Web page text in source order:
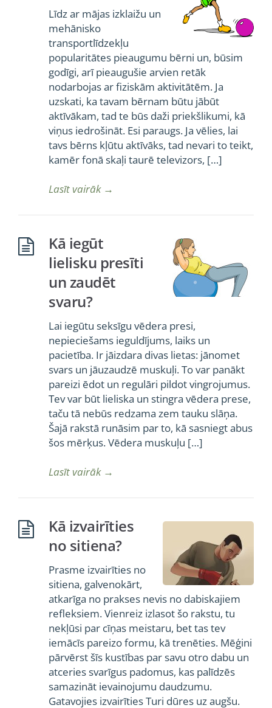
Līdz ar mājas izklaižu un
mehānisko
transportlīdzekļu
popularitātes pieaugumu bērni un, būsim
godīgi, arī pieaugušie arvien retāk
nodarbojas ar fiziskām aktivitātēm. Ja
uzskati, ka tavam bērnam būtu jābūt
aktīvākam, tad te būs daži priekšlikumi, kā
viņus iedrošināt. Esi paraugs. Ja vēlies, lai
tavs bērns kļūtu aktīvāks, tad nevari to teikt,
kamēr fonā skaļi taurē televizors, […]
Lasīt vairāk→
Kā iegūt
lielisku presīti
un zaudēt
svaru?
Lai iegūtu seksīgu vēdera presi,
nepieciešams ieguldījums, laiks un
pacietība. Ir jāizdara divas lietas: jānomet
svars un jāuzaudzē muskuļi. To var panākt
pareizi ēdot un regulāri pildot vingrojumus.
Tev var būt lieliska un stingra vēdera prese,
taču tā nebūs redzama zem tauku slāņa.
Šajā rakstā runāsim par to, kā sasniegt abus
šos mērķus. Vēdera muskuļu […]
Lasīt vairāk→
Kā izvairīties
no sitiena?
Prasme izvairīties no
sitiena, galvenokārt,
atkarīga no prakses nevis no dabiskajiem
refleksiem. Vienreiz izlasot šo rakstu, tu
nekļūsi par cīņas meistaru, bet tas tev
iemācīs pareizo formu, kā trenēties. Mēģini
pārvērst šīs kustības par savu otro dabu un
atceries svarīgus padomus, kas palīdzēs
samazināt ievainojumu daudzumu.
Gatavojies izvairīties Turi dūres uz augšu.